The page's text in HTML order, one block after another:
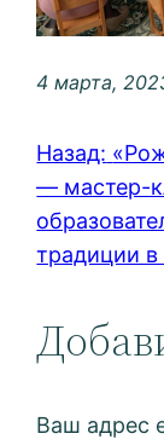
4 марта,
Назад:
— мастер-
традиции
Ваш адрес